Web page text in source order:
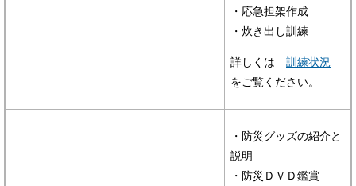
・応急担架作成
・炊き出し訓練
詳しくは 訓練状況
をご覧ください。
・防災グッズの紹介と
説明
・防災ＤＶＤ鑑賞